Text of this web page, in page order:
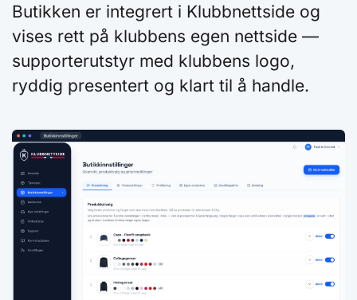
Butikken er integrert i Klubbnettside og
vises rett på klubbens egen nettside —
supporterutstyr med klubbens logo,
ryddig presentert og klart til å handle.